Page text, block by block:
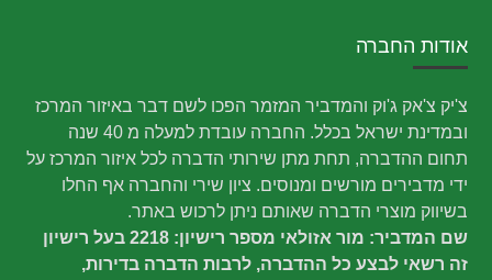
אודות החברה
צ'יק צ'אק ג'וק והמדביר המזמר הפכו לשם דבר באיזור המרכז
ובמדינת ישראל בכלל. החברה עובדת למעלה מ 40 שנה
תחום ההדברה, תחת מתן שירותי הדברה לכל איזור המרכז על
ידי מדבירים מורשים ומנוסים. ציון שירי והחברה אף החלו
בשיווק מוצרי הדברה שאותם ניתן לרכוש באתר.
שם המדביר: מור אזולאי מספר רישיון: 2218 בעל רישיון
זה רשאי לבצע כל ההדברה, לרבות הדברה בדירות,